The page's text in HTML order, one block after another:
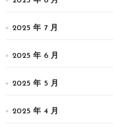
2025 年 7 月
2025 年 6 月
2025 年 5 月
2025 年 4 月